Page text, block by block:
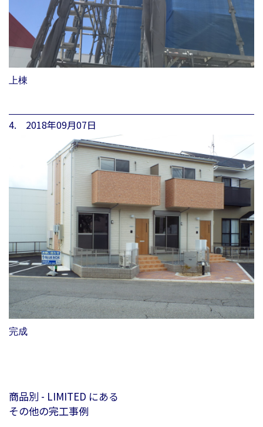
上棟
4. 2018年09月07日
完成
商品別 - LIMITED にある
その他の完工事例